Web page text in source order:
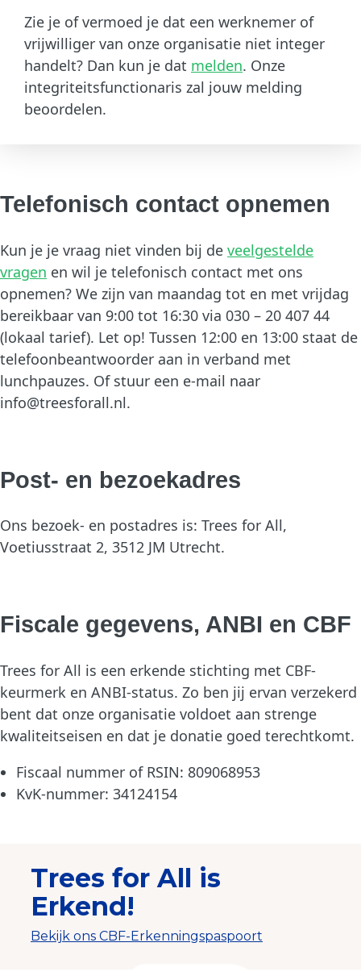
Zie je of vermoed je dat een werknemer of
vrijwilliger van onze organisatie niet integer
handelt? Dan kun je dat melden. Onze
integriteitsfunctionaris zal jouw melding
beoordelen.
Telefonisch contact opnemen
Kun je je vraag niet vinden bij de veelgestelde
vragen en wil je telefonisch contact met ons
opnemen? We zijn van maandag tot en met vrijdag
bereikbaar van 9:00 tot 16:30 via 030 – 20 407 44
(lokaal tarief). Let op! Tussen 12:00 en 13:00 staat de
telefoonbeantwoorder aan in verband met
lunchpauzes. Of stuur een e-mail naar
info@treesforall.nl.
Post- en bezoekadres
Ons bezoek- en postadres is: Trees for All,
Voetiusstraat 2, 3512 JM Utrecht.
Fiscale gegevens, ANBI en CBF
Trees for All is een erkende stichting met CBF-
keurmerk en ANBI-status. Zo ben jij ervan verzekerd
bent dat onze organisatie voldoet aan strenge
kwaliteitseisen en dat je donatie goed terechtkomt.
Fiscaal nummer of RSIN: 809068953
KvK-nummer: 34124154